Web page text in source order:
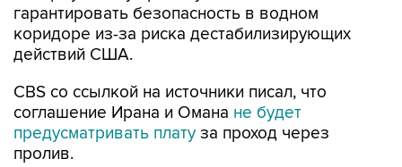
гарантировать безопасность в водном
коридоре из-за риска дестабилизирующих
действий США.
CBS со ссылкой на источники писал, что
соглашение Ирана и Омана не будет
предусматривать плату за проход через
пролив.